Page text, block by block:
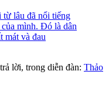
lâu đã nổi tiếng
mình. Đó là dân
mát và đau
lời, trong diễn đàn: Thảo